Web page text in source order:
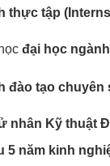
thực tập
đại học
đào tạo chuyên
nhân Kỹ thuật
5 năm kinh